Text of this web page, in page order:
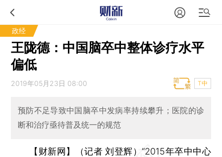
政经
王陇德：中国脑卒中整体诊疗水平
偏低
2019年05月23日 08:00 T中
预防不足导致中国脑卒中发病率持续攀升；医院的诊
断和治疗亟待普及统一的规范
【财新网】（记者 刘登辉）“2015年卒中中心